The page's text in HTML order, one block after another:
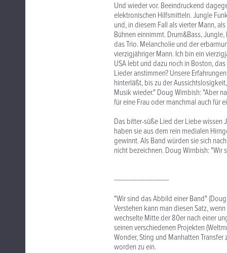
Und wieder vor. Beeindruckend
elektronischen Hilfsmitteln. Jungle
und, in diesem Fall als vierter Mann,
Bühnen einnimmt. Drum&Bass,
das Trio. Melancholie und der
vierzigjähriger Mann. Ich bin ein
USA lebt und dazu noch in Boston,
Lieder anstimmen? Unsere
hinterläßt, bis zu der
Musik wieder." Doug Wimbish: "Aber
für eine Frau oder manchmal auch für
Das bitter-süße Lied der Liebe wissen
haben sie aus dem rein medialen
gewinnt. Als Band würden sie sich
nicht bezeichnen. Doug Wirnbish:
---------------------------
"Wir sind das Abbild einer Band"
Verstehen kann man diesen Satz,
wechselte Mitte der 80er nach einer
seinen verschiedenen Projekten
Wonder, Sting und Manhatten
worden zu ein.